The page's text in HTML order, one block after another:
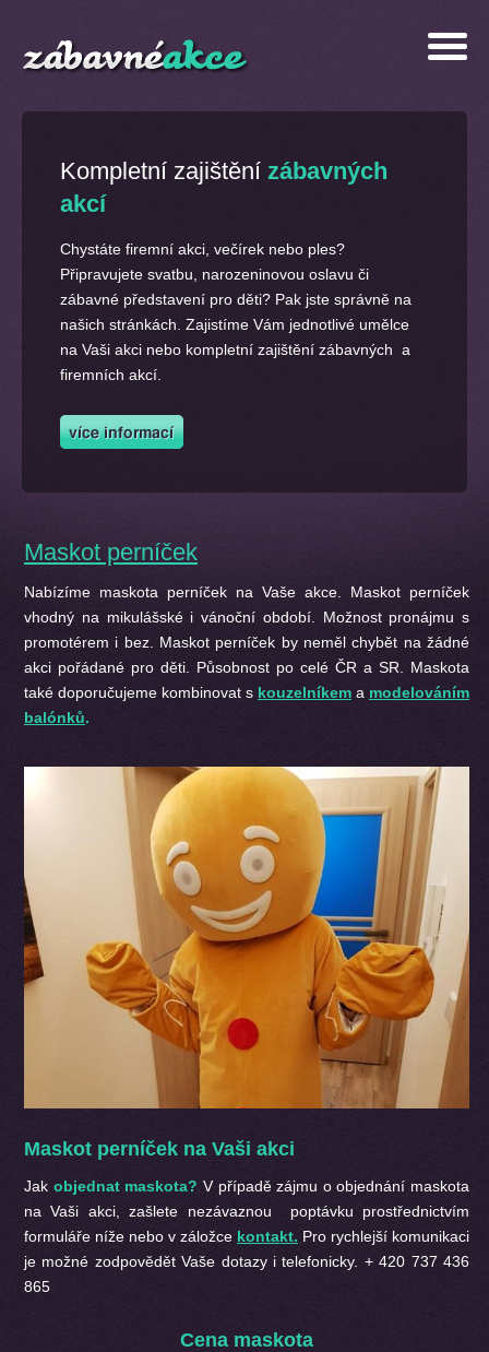
Kompletní zajištění zábavných
akcí
Chystáte firemní akci, večírek nebo ples?
Připravujete svatbu, narozeninovou oslavu či
zábavné představení pro děti? Pak jste správně na
našich stránkách. Zajistíme Vám jednotlivé umělce
na Vaši akci nebo kompletní zajištění zábavných a
firemních akcí.
Maskot perníček
Nabízíme maskota perníček na Vaše akce. Maskot perníček
vhodný na mikulášské i vánoční období. Možnost pronájmu s
promotérem i bez. Maskot perníček by neměl chybět na žádné
akci pořádané pro děti. Působnost po celé ČR a SR. Maskota
také doporučujeme kombinovat s kouzelníkem a modelováním
balónků.
Maskot perníček na Vaši akci
Jak objednat maskota? V případě zájmu o objednání maskota
na Vaši akci, zašlete nezávaznou poptávku prostřednictvím
formuláře níže nebo v záložce kontakt. Pro rychlejší komunikaci
je možné zodpovědět Vaše dotazy i telefonicky. + 420 737 436
865
Cena maskota